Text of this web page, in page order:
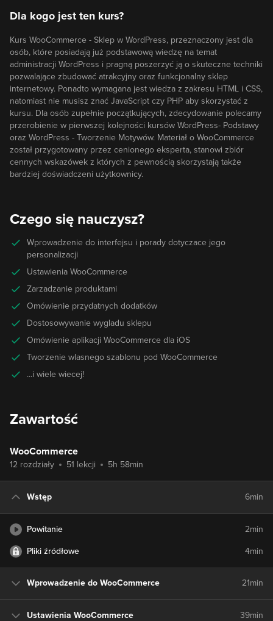
Dla kogo jest ten kurs?
Kurs WooCommerce - Sklep w WordPress, przeznaczony jest dla
osób, które posiadają już podstawową wiedzę na temat
administracji WordPress i pragną poszerzyć ją o skuteczne techniki
pozwalające zbudować atrakcyjny oraz funkcjonalny sklep
internetowy. Ponadto wymagana jest wiedza z zakresu HTML i CSS,
natomiast nie musisz znać JavaScript czy PHP aby skorzystać z
kursu. Dla osób zupełnie początkujących, zdecydowanie polecamy
przerobienie w pierwszej kolejności kursów WordPress- Podstawy
oraz WordPress - Tworzenie Motywów. Materiał o WooCommerce
został przygotowany przez cenionego eksperta, stanowi zbiór
cennych wskazówek z których z pewnością skorzystają także
bardziej doświadczeni użytkownicy.
Czego się nauczysz?
Wprowadzenie do interfejsu i porady dotyczace jego
personalizacji
Ustawienia WooCommerce
Zarzadzanie produktami
Omówienie przydatnych dodatków
Dostosowywanie wygladu sklepu
Omówienie aplikacji WooCommerce dla iOS
Tworzenie wlasnego szablonu pod WooCommerce
...i wiele wiecej!
Zawartość
WooCommerce
12 rozdziały 51 lekcji 5h 58min
Wstęp 6min
Powitanie 2min
Pliki źródłowe 4min
Wprowadzenie do WooCommerce 21min
Ustawienia WooCommerce 39min